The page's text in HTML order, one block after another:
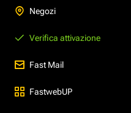
Negozi
Verifica attivazione
Fast Mail
FastwebUP